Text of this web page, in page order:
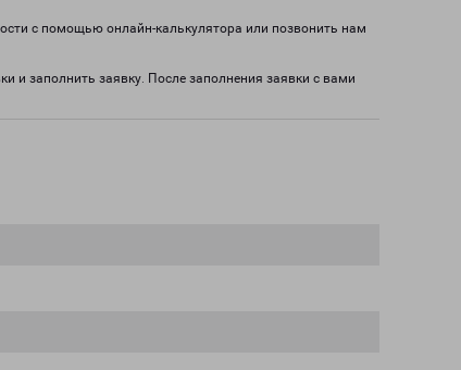
с помощью онлайн-калькулятора или позвонить нам
и заполнить заявку. После заполнения заявки с вами